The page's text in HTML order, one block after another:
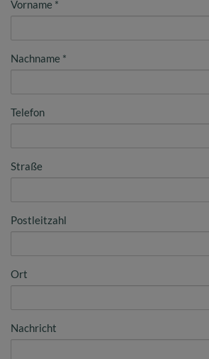
Vorname
Nachname
Telefon
Straße
Postleitzahl
Ort
Nachricht